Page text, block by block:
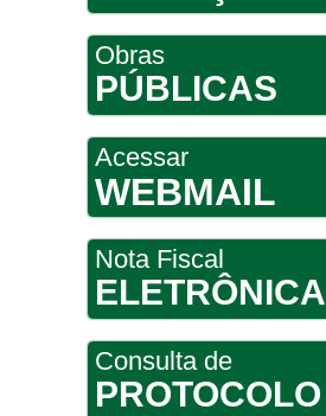
Obras
PÚBLICAS
Acessar
WEBMAIL
Nota Fiscal
ELETRÔNICA
Consulta de
PROTOCOLO